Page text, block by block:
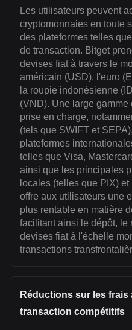
Les utilisateurs peuvent
cryptomonnaies en toute
des plateformes telles que
de transaction. Bitget
devises fiat à travers le
américain (USD), l'euro
la roupie indonésienne
(VND). Une large
prise en charge,
(tels que SWIFT et
plateformes
telles que Visa,
ainsi que les principales
locales (telles que PIX)
offre aux utilisateurs une
plus rentable en matière
facilitant ainsi le dépôt, le
devises fiat à l'échelle
transactions
Réductions sur les frais
transaction compétitifs